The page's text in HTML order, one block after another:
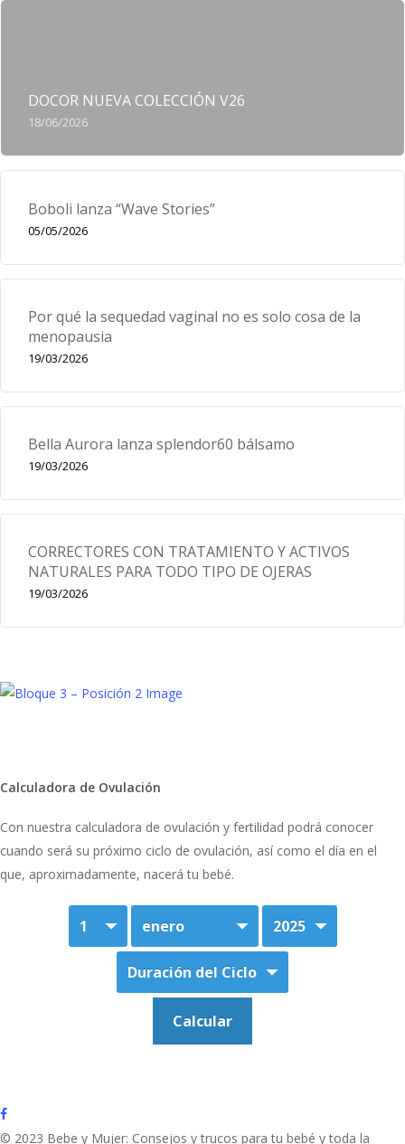
DOCOR NUEVA COLECCIÓN V26
18/06/2026
Boboli lanza “Wave Stories”
05/05/2026
Por qué la sequedad vaginal no es solo cosa de la
menopausia
19/03/2026
Bella Aurora lanza splendor60 bálsamo
19/03/2026
CORRECTORES CON TRATAMIENTO Y ACTIVOS
NATURALES PARA TODO TIPO DE OJERAS
19/03/2026
Calculadora de Ovulación
Con nuestra calculadora de ovulación y fertilidad podrá conocer
cuando será su próximo ciclo de ovulación, así como el día en el
que, aproximadamente, nacerá tu bebé.
facebook
© 2023 Bebe y Mujer: Consejos y trucos para tu bebé y toda la